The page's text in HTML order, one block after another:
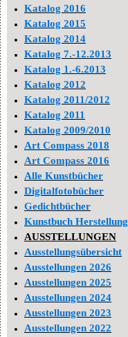
Katalog 2016
Katalog 2015
Katalog 2014
Katalog 7.-12.2013
Katalog 1.-6.2013
Katalog 2012
Katalog 2011/2012
Katalog 2011
Katalog 2009/2010
Art Compass 2018
Art Compass 2016
Alle Kunstbücher
Digitalfotobücher
Gedichtbücher
Kunstbuch Herstellung
AUSSTELLUNGEN
Ausstellungsübersicht
Ausstellungen 2026
Ausstellungen 2025
Ausstellungen 2024
Ausstellungen 2023
Ausstellungen 2022